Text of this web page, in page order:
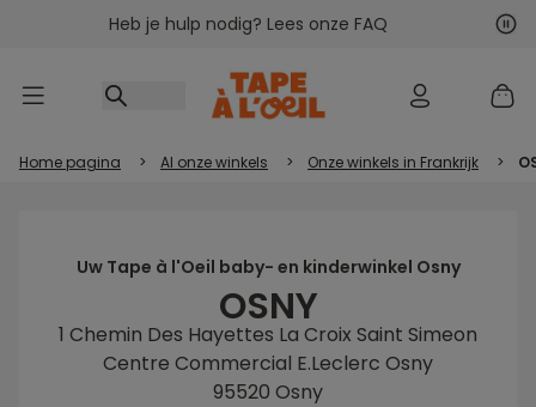
Ga naar inhoudHeb je hulp nodig? Lees onze FAQ
Home pagina > Al onze winkels > Onze winkels in Frankrijk >
Uw Tape à l'Oeil baby- en kinderwinkel Osny
OSNY
1 Chemin Des Hayettes La Croix Saint Simeon
Centre Commercial E.Leclerc Osny
95520 Osny